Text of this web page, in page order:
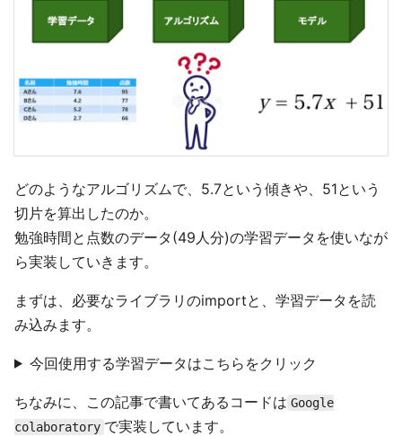
どのようなアルゴリズムで、5.7という傾きや、51という
切片を算出したのか。
勉強時間と点数のデータ(49人分)の学習データを使いなが
ら実装していきます。
まずは、必要なライブラリのimportと、学習データを読
み込みます。
今回使用する学習データはこちらをクリック
ちなみに、この記事で書いてあるコードは Google
colaboratory で実装しています。